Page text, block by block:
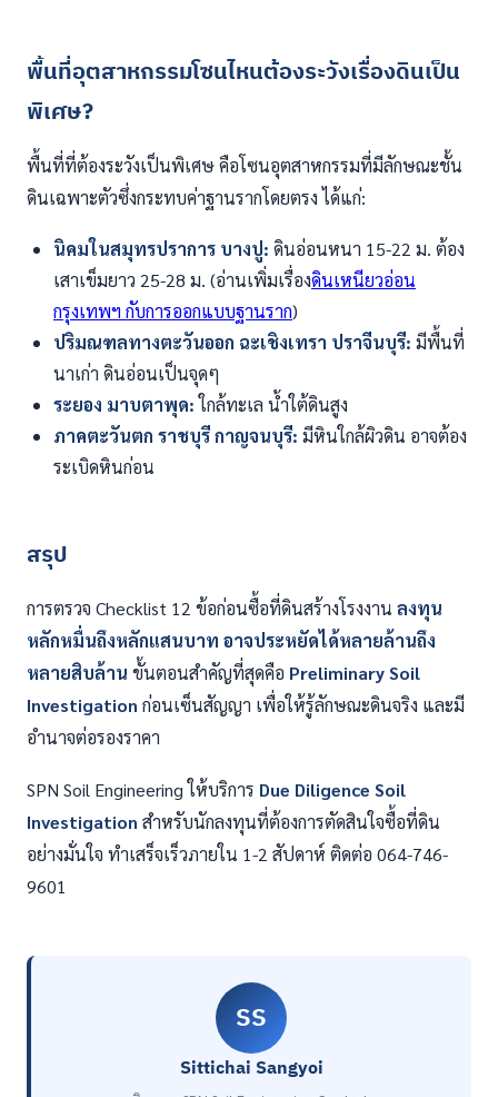
พื้นที่อุตสาหกรรมโซนไหนต้องระวังเรื่องดินเป็น
พิเศษ?
พื้นที่ที่ต้องระวังเป็นพิเศษ คือโซนอุตสาหกรรมที่มีลักษณะชั้น
ดินเฉพาะตัวซึ่งกระทบค่าฐานรากโดยตรง ได้แก่:
นิคมในสมุทรปราการ บางปู: ดินอ่อนหนา 15-22 ม. ต้อง
เสาเข็มยาว 25-28 ม. (อ่านเพิ่มเรื่องดินเหนียวอ่อน
กรุงเทพฯ กับการออกแบบฐานราก)
ปริมณฑลทางตะวันออก ฉะเชิงเทรา ปราจีนบุรี: มีพื้นที่
นาเก่า ดินอ่อนเป็นจุดๆ
ระยอง มาบตาพุด:ใกล้ทะเล น้ำใต้ดินสูง
ภาคตะวันตก ราชบุรี กาญจนบุรี: มีหินใกล้ผิวดิน อาจต้อง
ระเบิดหินก่อน
สรุป
การตรวจ Checklist 12 ข้อก่อนซื้อที่ดินสร้างโรงงาน ลงทุน
หลักหมื่นถึงหลักแสนบาท อาจประหยัดได้หลายล้านถึง
หลายสิบล้าน ขั้นตอนสำคัญที่สุดคือ Preliminary Soil
Investigation ก่อนเซ็นสัญญา เพื่อให้รู้ลักษณะดินจริง และมี
อำนาจต่อรองราคา
SPN Soil Engineering ให้บริการ Due Diligence Soil
Investigation สำหรับนักลงทุนที่ต้องการตัดสินใจซื้อที่ดิน
อย่างมั่นใจ ทำเสร็จเร็วภายใน 1-2 สัปดาห์ ติดต่อ 064-746-
9601
SS
Sittichai Sangyoi